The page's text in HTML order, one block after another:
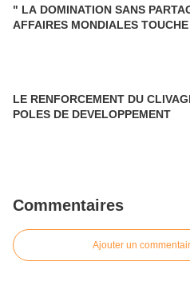
" LA DOMINATION SANS
AFFAIRES MONDIALES
LE RENFORCEMENT DU
POLES DE DEVELOPPEMENT
Commentaires
Ajouter un